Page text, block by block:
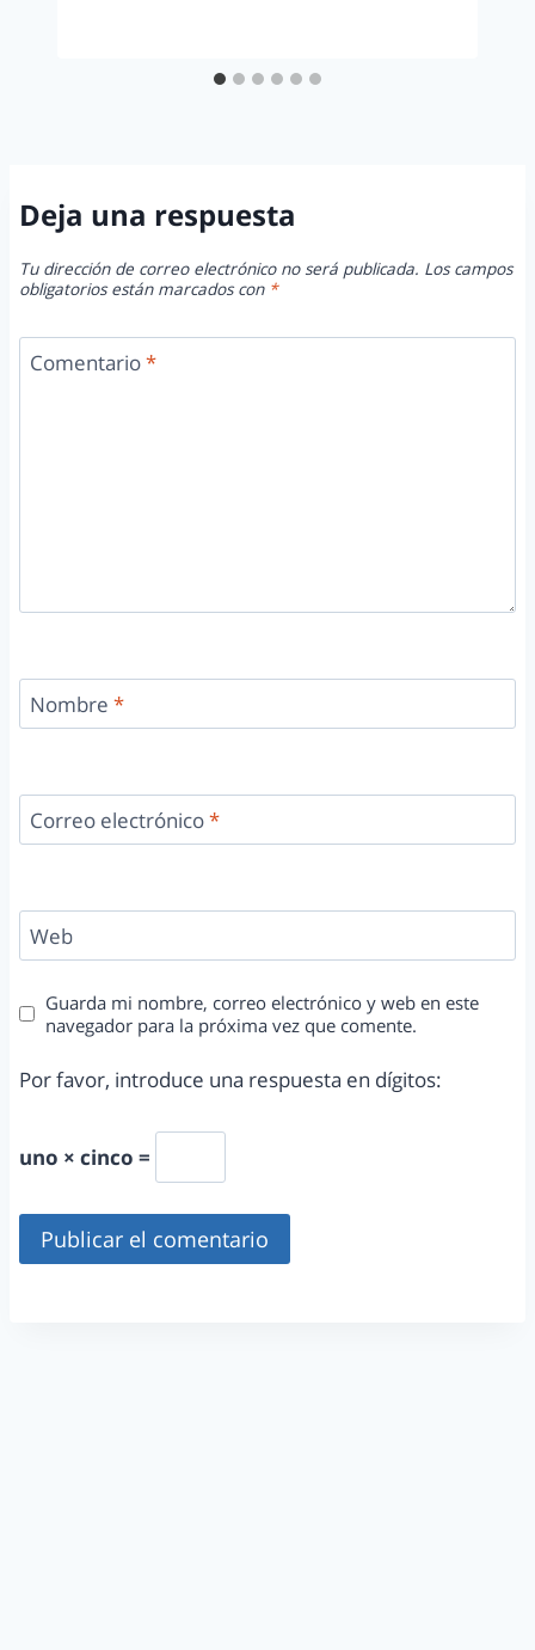
Deja una respuesta
Tu dirección de correo electrónico no será publicada. Los campos
obligatorios están marcados con *
Comentario*
Nombre *
Correo electrónico*
Web
Guarda mi nombre, correo electrónico y web en este
navegador para la próxima vez que comente.
Por favor, introduce una respuesta en dígitos:
uno × cinco =